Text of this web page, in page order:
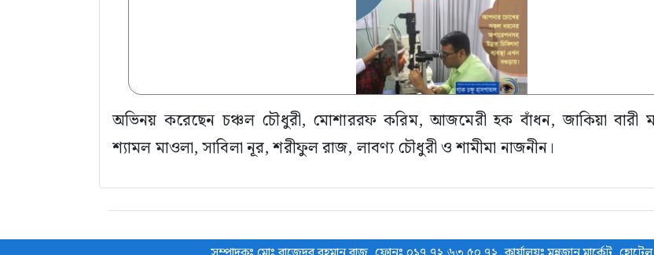
অভিনয় করেছেন চঞ্চল চৌধুরী, মোশাররফ করিম, আজমেরী হক বাঁধন, জাকিয়া বারী
শ্যামল মাওলা, সাবিলা নূর, শরীফুল রাজ, লাবণ্য চৌধুরী ও শামীমা নাজনীন।